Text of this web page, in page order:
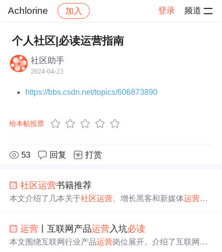
Achlorine 加入 登录 频道
社区 Achlorine 运营指南
个人社区|必读运营指南
社区助手
2024-04-23
https://bbs.csdn.net/topics/606873890
给本帖投票
53 回复 打赏
社区运营书籍推荐
本文介绍了几本关于社区运营 、增长黑客和新媒体运营的
具备的流程化、杠杆化、精细化和生态化思维。同时提到
了《人人都是产品经理》2.0对于运营人员的价值，并推荐
运营 丨互联网产品运营 入坑必读
本文围绕互联网行业产品运营岗位展开。介绍了互联网行